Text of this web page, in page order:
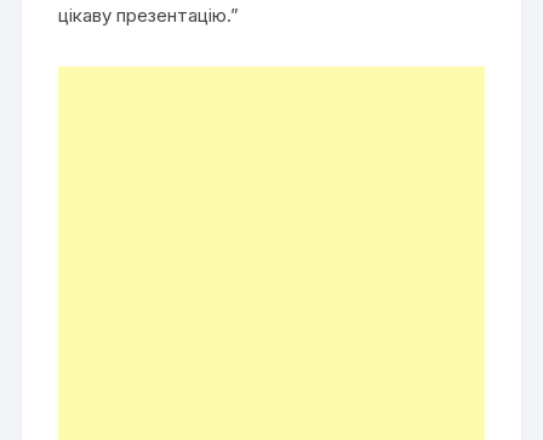
цікаву презентацію.”